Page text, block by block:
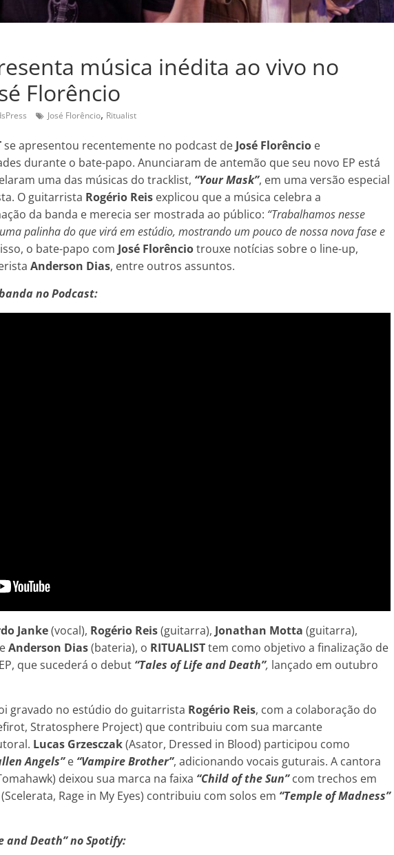
música inédita ao vivo no
Florêncio
José Florêncio, Ritualist
se apresentou recentemente no podcast de José Florêncio e
durante o bate-papo. Anunciaram de antemão que seu novo EP está
uma das músicas do tracklist, “Your Mask”, em uma versão especial
O guitarrista Rogério Reis explicou que a música celebra a
da banda e merecia ser mostrada ao público: “Trabalhamos nesse
palinha do que virá em estúdio, mostrando um pouco de nossa nova fase e
o bate-papo com José Florênciotrouxe notícias sobre o line-up,
Anderson Dias, entre outros assuntos.
no Podcast:
Janke(vocal), Rogério Reis(guitarra), Jonathan Motta (guitarra),
Anderson Dias(bateria), o RITUALISTtem como objetivo a finalização de
que sucederá o debut “Tales of Life and Death”, lançado em outubro
gravado no estúdio do guitarrista Rogério Reis, com a colaboração do
Stratosphere Project) que contribuiu com sua marcante
Lucas Grzesczak(Asator, Dressed in Blood) participou como
Angels”e “Vampire Brother”, adicionando vocais guturais. A cantora
deixou sua marca na faixa “Child of the Sun”com trechos em
(Scelerata, Rage in My Eyes) contribuiu com solos em “Temple of Madness”
and Death” no Spotify: